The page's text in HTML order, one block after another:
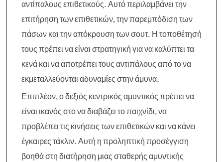
αντίπαλους επιθετικούς. Αυτό περιλαμβάνει την
επιτήρηση των επιθετικών, την παρεμπόδιση των
πάσων και την απόκρουση των σουτ. Η τοποθέτησή
τους πρέπει να είναι στρατηγική για να καλύπτει τα
κενά και να αποτρέπει τους αντιπάλους από το να
εκμεταλλεύονται αδυναμίες στην άμυνα.
Επιπλέον, ο δεξιός κεντρικός αμυντικός πρέπει να
είναι ικανός στο να διαβάζει το παιχνίδι, να
προβλέπει τις κινήσεις των επιθετικών και να κάνει
έγκαιρες τάκλιν. Αυτή η προληπτική προσέγγιση
βοηθά στη διατήρηση μιας σταθερής αμυντικής